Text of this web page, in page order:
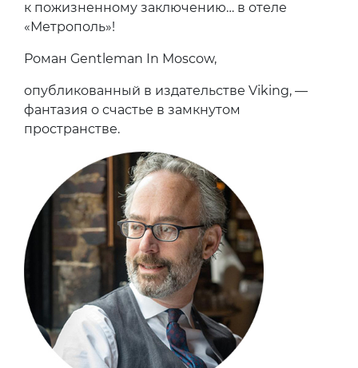
к пожизненному заключению… в отеле
«Метрополь»!
Роман Gentleman In Moscow,
опубликованный в издательстве Viking, —
фантазия о счастье в замкнутом
пространстве.